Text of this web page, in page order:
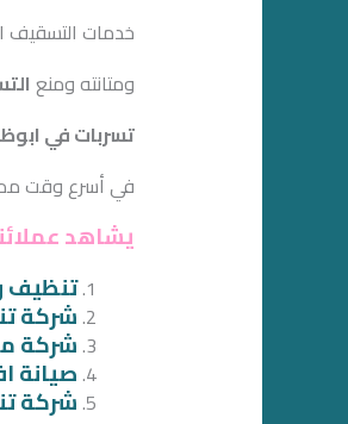
خدمات التسقيف
ومتانته ومنع
تسربات في
في أسرع وقت
يشاهد
تنظيف
شركة
شركة
صيانة
شركة